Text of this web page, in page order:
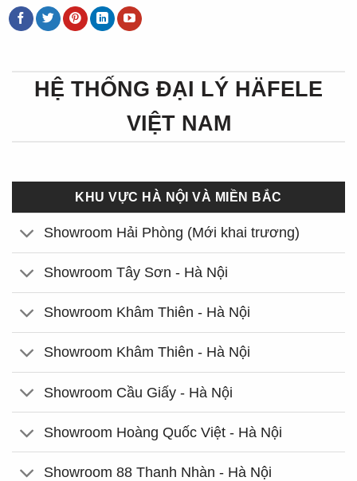
HỆ THỐNG ĐẠI LÝ HÄFELE
VIỆT NAM
KHU VỰC HÀ NỘI VÀ MIỀN BẮC
Showroom Hải Phòng (Mới khai trương)
Showroom Tây Sơn - Hà Nội
Showroom Khâm Thiên - Hà Nội
Showroom Khâm Thiên - Hà Nội
Showroom Cầu Giấy - Hà Nội
Showroom Hoàng Quốc Việt - Hà Nội
Showroom 88 Thanh Nhàn - Hà Nội